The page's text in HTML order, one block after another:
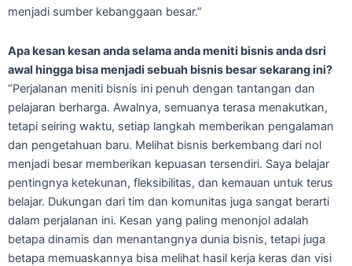
menjadi sumber kebanggaan besar.”
Apa kesan kesan anda selama anda meniti bisnis anda dsri
awal hingga bisa menjadi sebuah bisnis besar sekarang ini?
“Perjalanan meniti bisnis ini penuh dengan tantangan dan
pelajaran berharga. Awalnya, semuanya terasa menakutkan,
tetapi seiring waktu, setiap langkah memberikan pengalaman
dan pengetahuan baru. Melihat bisnis berkembang dari nol
menjadi besar memberikan kepuasan tersendiri. Saya belajar
pentingnya ketekunan, fleksibilitas, dan kemauan untuk terus
belajar. Dukungan dari tim dan komunitas juga sangat berarti
dalam perjalanan ini. Kesan yang paling menonjol adalah
betapa dinamis dan menantangnya dunia bisnis, tetapi juga
betapa memuaskannya bisa melihat hasil kerja keras dan visi